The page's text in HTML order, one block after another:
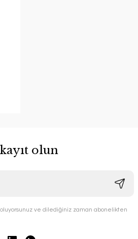
olun
ve dilediğiniz zaman abonelikten